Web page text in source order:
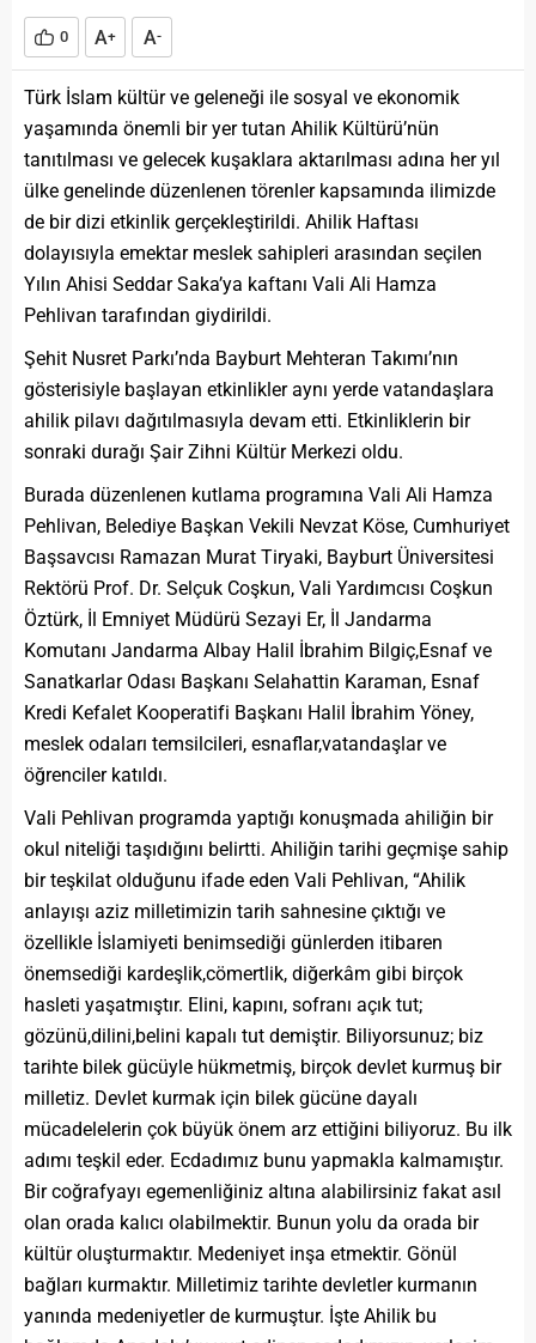
0 A+ A-
Türk İslam kültür ve geleneği ile sosyal ve ekonomik
yaşamında önemli bir yer tutan Ahilik Kültürü’nün
tanıtılması ve gelecek kuşaklara aktarılması adına her yıl
ülke genelinde düzenlenen törenler kapsamında ilimizde
de bir dizi etkinlik gerçekleştirildi. Ahilik Haftası
dolayısıyla emektar meslek sahipleri arasından seçilen
Yılın Ahisi Seddar Saka’ya kaftanı Vali Ali Hamza
Pehlivan tarafından giydirildi.
Şehit Nusret Parkı’nda Bayburt Mehteran Takımı’nın
gösterisiyle başlayan etkinlikler aynı yerde vatandaşlara
ahilik pilavı dağıtılmasıyla devam etti. Etkinliklerin bir
sonraki durağı Şair Zihni Kültür Merkezi oldu.
Burada düzenlenen kutlama programına Vali Ali Hamza
Pehlivan, Belediye Başkan Vekili Nevzat Köse, Cumhuriyet
Başsavcısı Ramazan Murat Tiryaki, Bayburt Üniversitesi
Rektörü Prof. Dr. Selçuk Coşkun, Vali Yardımcısı Coşkun
Öztürk, İl Emniyet Müdürü Sezayi Er, İl Jandarma
Komutanı Jandarma Albay Halil İbrahim Bilgiç,Esnaf ve
Sanatkarlar Odası Başkanı Selahattin Karaman, Esnaf
Kredi Kefalet Kooperatifi Başkanı Halil İbrahim Yöney,
meslek odaları temsilcileri, esnaflar,vatandaşlar ve
öğrenciler katıldı.
Vali Pehlivan programda yaptığı konuşmada ahiliğin bir
okul niteliği taşıdığını belirtti. Ahiliğin tarihi geçmişe sahip
bir teşkilat olduğunu ifade eden Vali Pehlivan, “Ahilik
anlayışı aziz milletimizin tarih sahnesine çıktığı ve
özellikle İslamiyeti benimsediği günlerden itibaren
önemsediği kardeşlik,cömertlik, diğerkâm gibi birçok
hasleti yaşatmıştır. Elini, kapını, sofranı açık tut;
gözünü,dilini,belini kapalı tut demiştir. Biliyorsunuz; biz
tarihte bilek gücüyle hükmetmiş, birçok devlet kurmuş bir
milletiz. Devlet kurmak için bilek gücüne dayalı
mücadelelerin çok büyük önem arz ettiğini biliyoruz. Bu ilk
adımı teşkil eder. Ecdadımız bunu yapmakla kalmamıştır.
Bir coğrafyayı egemenliğiniz altına alabilirsiniz fakat asıl
olan orada kalıcı olabilmektir. Bunun yolu da orada bir
kültür oluşturmaktır. Medeniyet inşa etmektir. Gönül
bağları kurmaktır. Milletimiz tarihte devletler kurmanın
yanında medeniyetler de kurmuştur. İşte Ahilik bu